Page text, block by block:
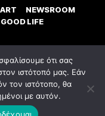
NEWSROOM
GOOD LIFE
Ιστοσελίδας
ότι σας
ιστότοπό μας. Εάν
τον ιστότοπο, θα
με αυτόν.